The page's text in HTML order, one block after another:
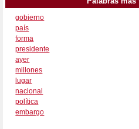
gobierno
país
forma
presidente
ayer
millones
lugar
nacional
política
embargo